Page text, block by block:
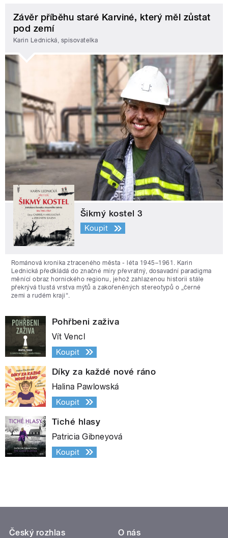
Závěr příběhu staré Karviné, který měl zůstat
pod zemí
Karin Lednická, spisovatelka
Šikmý kostel 3
Koupit
Románová kronika ztraceného města - léta 1945–1961. Karin
Lednická předkládá do značné míry převratný, dosavadní paradigma
měnící obraz hornického regionu, jehož zahlazenou historii stále
překrývá tlustá vrstva mýtů a zakořeněných stereotypů o „černé
zemi a rudém kraji“.
Pohřbeni zaživa
Vít Vencl
Koupit
Díky za každé nové ráno
Halina Pawlowská
Koupit
Tiché hlasy
Patricia Gibneyová
Koupit
Český rozhlas
O nás